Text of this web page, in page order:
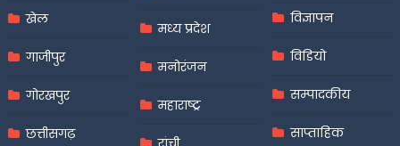
खेल
गाजीपुर
गोरखपुर
छत्तीसगढ़
मध्य प्रदेश
मनोरंजन
महाराष्ट्र
विज्ञापन
विडियो
सम्पादकीय
साप्ताहिक